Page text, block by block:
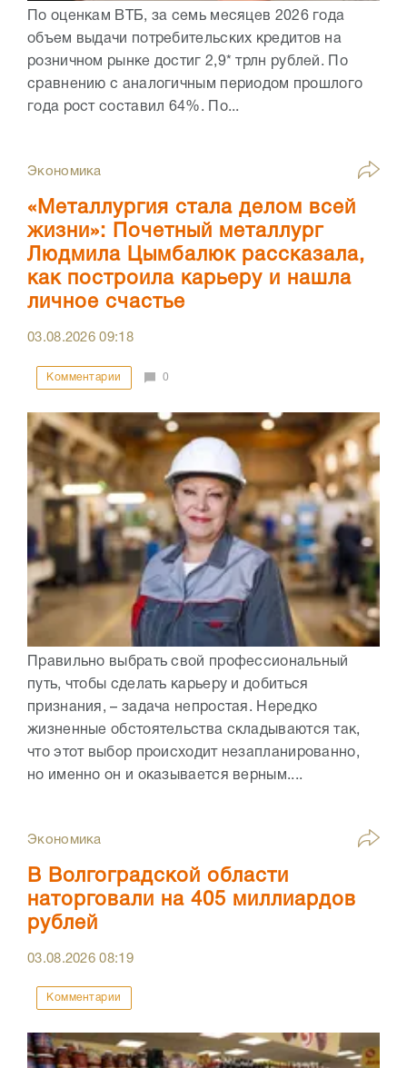
По оценкам ВТБ, за семь месяцев 2026 года
объем выдачи потребительских кредитов на
розничном рынке достиг 2,9* трлн рублей. По
сравнению с аналогичным периодом прошлого
года рост составил 64%. По...
Экономика
«Металлургия стала делом всей
жизни»: Почетный металлург
Людмила Цымбалюк рассказала,
как построила карьеру и нашла
личное счастье
03.08.202609:18
Комментарии 0
Правильно выбрать свой профессиональный
путь, чтобы сделать карьеру и добиться
признания, – задача непростая. Нередко
жизненные обстоятельства складываются так,
что этот выбор происходит незапланированно,
но именно он и оказывается верным....
Экономика
В Волгоградской области
наторговали на 405 миллиардов
рублей
03.08.202608:19
Комментарии